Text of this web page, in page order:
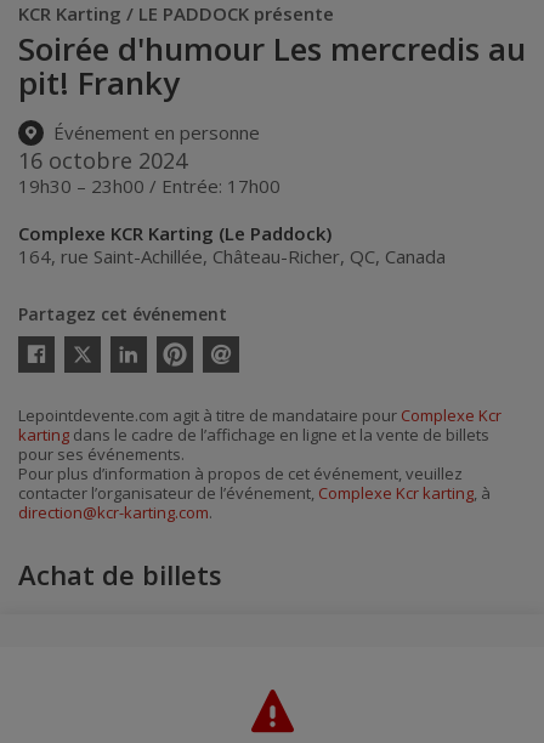
KCR Karting / LE PADDOCK présente
Soirée d'humour Les mercredis au
pit! Franky
Événement en personne
16 octobre 2024
19h30 – 23h00 / Entrée: 17h00
Complexe KCR Karting (Le Paddock)
164, rue Saint-Achillée, Château-Richer, QC, Canada
Partagez cet événement
Twitter
courriel
Lepointdevente.com agit à titre de mandataire pour Complexe Kcr
karting dans le cadre de l’affichage en ligne et la vente de billets
pour ses événements.
Pour plus d’information à propos de cet événement, veuillez
contacter l’organisateur de l’événement, Complexe Kcr karting, à
direction@kcr-karting.com.
Achat de billets